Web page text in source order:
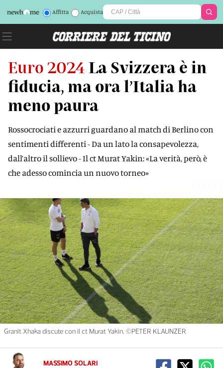
Affitta Acquista
Euro 2024 La Svizzera è in
fiducia, ma ora l’Italia ha
meno paura
Rossocrociati e azzurri guardano al match di Berlino con
sentimenti differenti - Da un lato la consapevolezza,
dall’altro il sollievo - Il ct Murat Yakin: «La verità, però, è
che adesso comincia un nuovo torneo»
Granit Xhaka discute con il ct Murat Yakin. ©PETER KLAUNZER
MASSIMO SOLARI